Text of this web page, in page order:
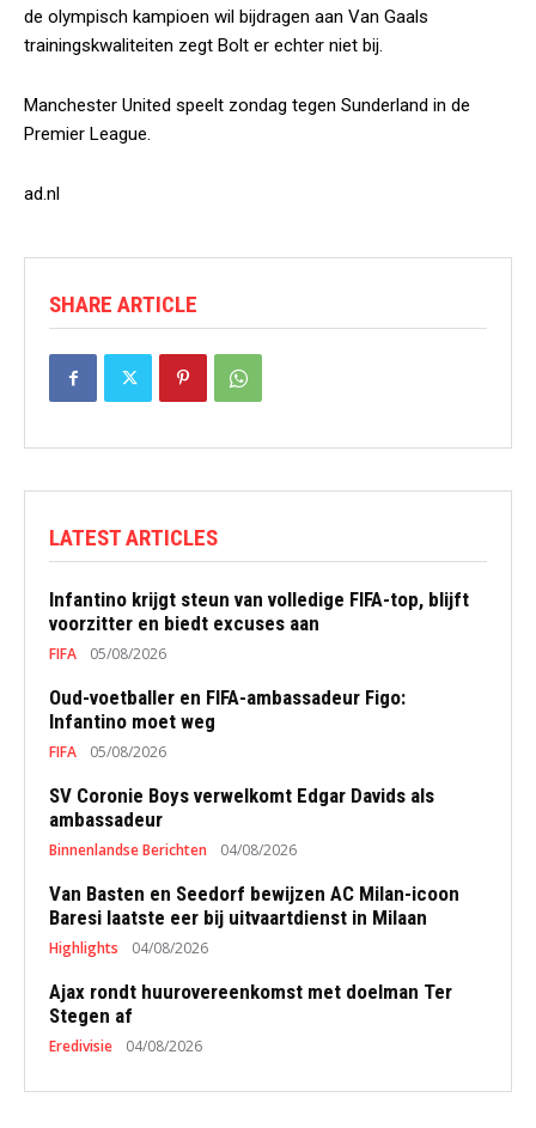
de olympisch kampioen wil bijdragen aan Van Gaals
trainingskwaliteiten zegt Bolt er echter niet bij.
Manchester United speelt zondag tegen Sunderland in de
Premier League.
ad.nl
SHARE ARTICLE
LATEST ARTICLES
Infantino krijgt steun van volledige FIFA-top, blijft
voorzitter en biedt excuses aan
FIFA 05/08/2026
Oud-voetballer en FIFA-ambassadeur Figo:
Infantino moet weg
FIFA 05/08/2026
SV Coronie Boys verwelkomt Edgar Davids als
ambassadeur
Binnenlandse Berichten 04/08/2026
Van Basten en Seedorf bewijzen AC Milan-icoon
Baresi laatste eer bij uitvaartdienst in Milaan
Highlights 04/08/2026
Ajax rondt huurovereenkomst met doelman Ter
Stegen af
Eredivisie 04/08/2026